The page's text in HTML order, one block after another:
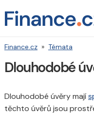
Finance.cz » Témata
Dlouhodobé
Dlouhodobé úvěry mají
těchto úvěrů jsou